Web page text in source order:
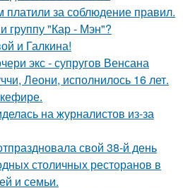
за соблюдение правил.
группу "Кар - Мэн"?
и Галкина!
экс - супругов Венсана
Леони, исполнилось 16 лет.
на журналистов из-за
свой 38-й день
столичных ресторанов в
и семьи.